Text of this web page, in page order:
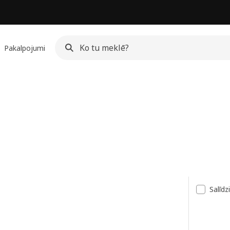
Pakalpojumi